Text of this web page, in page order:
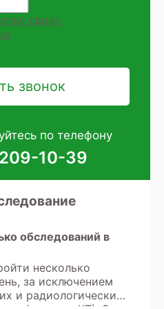
своих
по телефону
10-39
обследований в
несколько
за исключением
и радиологических